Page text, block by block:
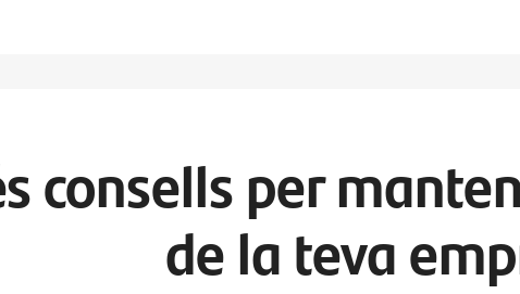
consells per
de la teva